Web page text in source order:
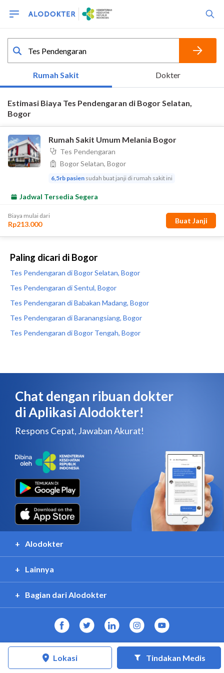
Paling dicari di Bogor
Tes Pendengaran di Bogor Selatan, Bogor
Tes Pendengaran di Sentul, Bogor
Tes Pendengaran di Babakan Madang, Bogor
Tes Pendengaran di Baranangsiang, Bogor
Tes Pendengaran di Bogor Tengah, Bogor